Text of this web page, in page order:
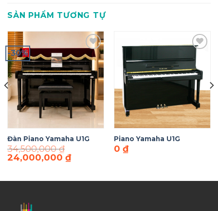
SẢN PHẨM TƯƠNG TỰ
-30%
Add to
Wishlist
Đàn Piano Yamaha U1G
34,500,000₫
Giá
gốc
24,000,000 ₫Giá
hiện
24,000,000 ₫.
Add to
Wishlist
Piano Yamaha U1G
0 ₫